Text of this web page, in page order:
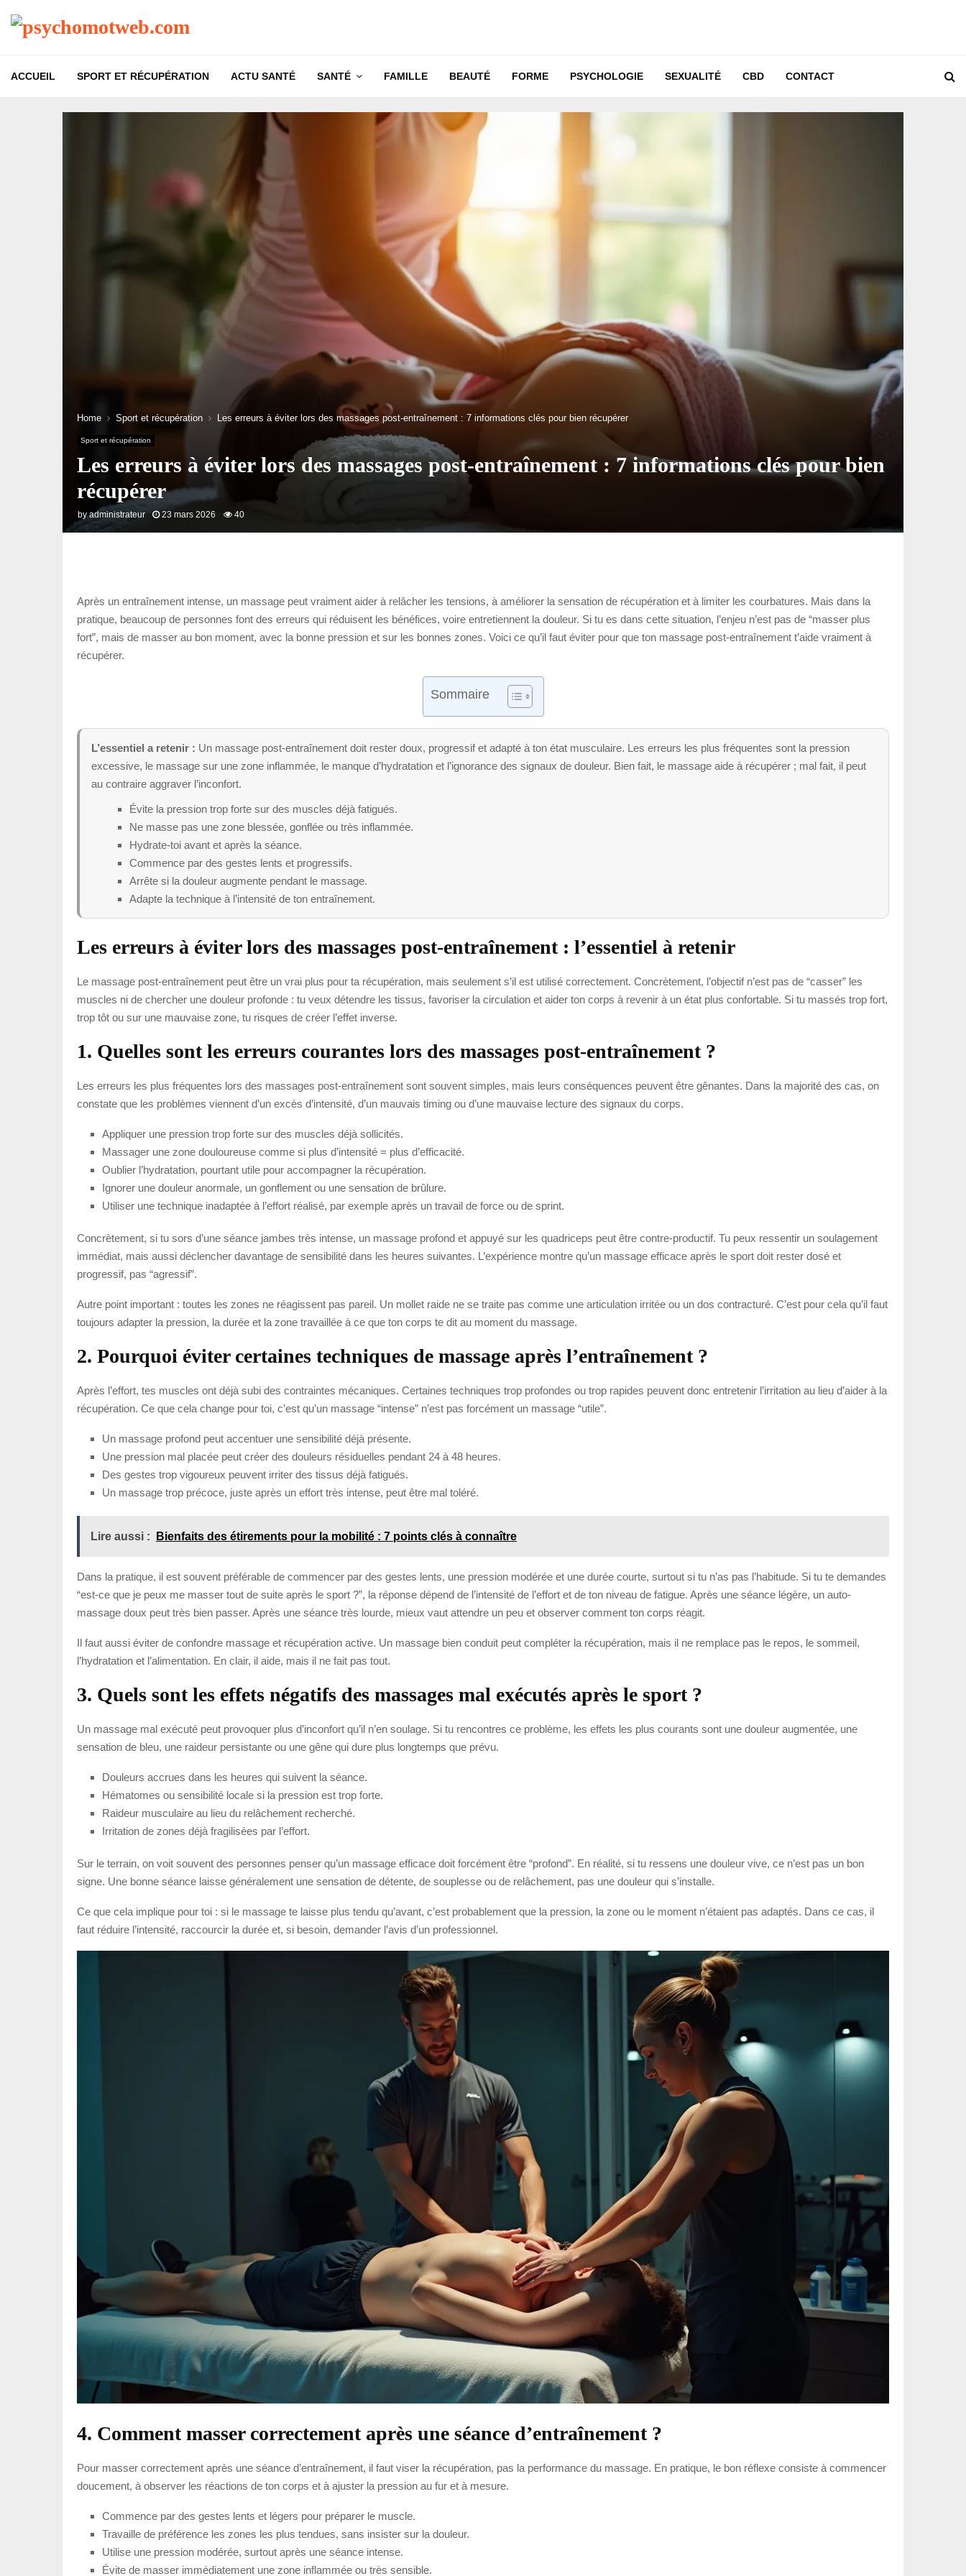
ACCUEIL SPORT ET RÉCUPÉRATION ACTU SANTÉ SANTÉ FAMILLE BEAUTÉ FORME PSYCHOLOGIE SEXUALITÉ CBD CONTACT
Home Sport et récupération Les erreurs à éviter lors des massages post-entraînement : 7 informations clés pour bien récupérer
Sport et récupération
Les erreurs à éviter lors des massages post-entraînement : 7 informations clés pour bien
récupérer
byadministrateur 23 mars 2026 40
Après un entraînement intense, un massage peut vraiment aider à relâcher les tensions, à améliorer la sensation de récupération et à limiter les courbatures. Mais dans la
pratique, beaucoup de personnes font des erreurs qui réduisent les bénéfices, voire entretiennent la douleur. Si tu es dans cette situation, l’enjeu n’est pas de “masser plus
fort”, mais de masser au bon moment, avec la bonne pression et sur les bonnes zones. Voici ce qu’il faut éviter pour que ton massage post-entraînement t’aide vraiment à
récupérer.
Sommaire
L’essentiel a retenir : Un massage post-entraînement doit rester doux, progressif et adapté à ton état musculaire. Les erreurs les plus fréquentes sont la pression
excessive, le massage sur une zone inflammée, le manque d’hydratation et l’ignorance des signaux de douleur. Bien fait, le massage aide à récupérer ; mal fait, il peut
au contraire aggraver l’inconfort.
Évite la pression trop forte sur des muscles déjà fatigués.
Ne masse pas une zone blessée, gonflée ou très inflammée.
Hydrate-toi avant et après la séance.
Commence par des gestes lents et progressifs.
Arrête si la douleur augmente pendant le massage.
Adapte la technique à l’intensité de ton entraînement.
Les erreurs à éviter lors des massages post-entraînement : l’essentiel à retenir
Le massage post-entraînement peut être un vrai plus pour ta récupération, mais seulement s’il est utilisé correctement. Concrètement, l’objectif n’est pas de “casser” les
muscles ni de chercher une douleur profonde : tu veux détendre les tissus, favoriser la circulation et aider ton corps à revenir à un état plus confortable. Si tu massés trop fort,
trop tôt ou sur une mauvaise zone, tu risques de créer l’effet inverse.
1. Quelles sont les erreurs courantes lors des massages post-entraînement ?
Les erreurs les plus fréquentes lors des massages post-entraînement sont souvent simples, mais leurs conséquences peuvent être gênantes. Dans la majorité des cas, on
constate que les problèmes viennent d’un excès d’intensité, d’un mauvais timing ou d’une mauvaise lecture des signaux du corps.
Appliquer une pression trop forte sur des muscles déjà sollicités.
Massager une zone douloureuse comme si plus d’intensité = plus d’efficacité.
Oublier l’hydratation, pourtant utile pour accompagner la récupération.
Ignorer une douleur anormale, un gonflement ou une sensation de brûlure.
Utiliser une technique inadaptée à l’effort réalisé, par exemple après un travail de force ou de sprint.
Concrètement, si tu sors d’une séance jambes très intense, un massage profond et appuyé sur les quadriceps peut être contre-productif. Tu peux ressentir un soulagement
immédiat, mais aussi déclencher davantage de sensibilité dans les heures suivantes. L’expérience montre qu’un massage efficace après le sport doit rester dosé et
progressif, pas “agressif”.
Autre point important : toutes les zones ne réagissent pas pareil. Un mollet raide ne se traite pas comme une articulation irritée ou un dos contracturé. C’est pour cela qu’il faut
toujours adapter la pression, la durée et la zone travaillée à ce que ton corps te dit au moment du massage.
2. Pourquoi éviter certaines techniques de massage après l’entraînement ?
Après l’effort, tes muscles ont déjà subi des contraintes mécaniques. Certaines techniques trop profondes ou trop rapides peuvent donc entretenir l’irritation au lieu d’aider à la
récupération. Ce que cela change pour toi, c’est qu’un massage “intense” n’est pas forcément un massage “utile”.
Un massage profond peut accentuer une sensibilité déjà présente.
Une pression mal placée peut créer des douleurs résiduelles pendant 24 à 48 heures.
Des gestes trop vigoureux peuvent irriter des tissus déjà fatigués.
Un massage trop précoce, juste après un effort très intense, peut être mal toléré.
Lire aussi : Bienfaits des étirements pour la mobilité : 7 points clés à connaître
Dans la pratique, il est souvent préférable de commencer par des gestes lents, une pression modérée et une durée courte, surtout si tu n’as pas l’habitude. Si tu te demandes
“est-ce que je peux me masser tout de suite après le sport ?”, la réponse dépend de l’intensité de l’effort et de ton niveau de fatigue. Après une séance légère, un auto-
massage doux peut très bien passer. Après une séance très lourde, mieux vaut attendre un peu et observer comment ton corps réagit.
Il faut aussi éviter de confondre massage et récupération active. Un massage bien conduit peut compléter la récupération, mais il ne remplace pas le repos, le sommeil,
l’hydratation et l’alimentation. En clair, il aide, mais il ne fait pas tout.
3. Quels sont les effets négatifs des massages mal exécutés après le sport ?
Un massage mal exécuté peut provoquer plus d’inconfort qu’il n’en soulage. Si tu rencontres ce problème, les effets les plus courants sont une douleur augmentée, une
sensation de bleu, une raideur persistante ou une gêne qui dure plus longtemps que prévu.
Douleurs accrues dans les heures qui suivent la séance.
Hématomes ou sensibilité locale si la pression est trop forte.
Raideur musculaire au lieu du relâchement recherché.
Irritation de zones déjà fragilisées par l’effort.
Sur le terrain, on voit souvent des personnes penser qu’un massage efficace doit forcément être “profond”. En réalité, si tu ressens une douleur vive, ce n’est pas un bon
signe. Une bonne séance laisse généralement une sensation de détente, de souplesse ou de relâchement, pas une douleur qui s’installe.
Ce que cela implique pour toi : si le massage te laisse plus tendu qu’avant, c’est probablement que la pression, la zone ou le moment n’étaient pas adaptés. Dans ce cas, il
faut réduire l’intensité, raccourcir la durée et, si besoin, demander l’avis d’un professionnel.
4. Comment masser correctement après une séance d’entraînement ?
Pour masser correctement après une séance d’entraînement, il faut viser la récupération, pas la performance du massage. En pratique, le bon réflexe consiste à commencer
doucement, à observer les réactions de ton corps et à ajuster la pression au fur et à mesure.
Commence par des gestes lents et légers pour préparer le muscle.
Travaille de préférence les zones les plus tendues, sans insister sur la douleur.
Utilise une pression modérée, surtout après une séance intense.
Évite de masser immédiatement une zone inflammée ou très sensible.